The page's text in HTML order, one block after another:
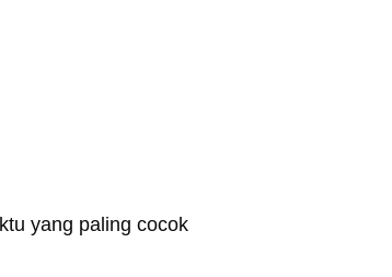
yang paling cocok